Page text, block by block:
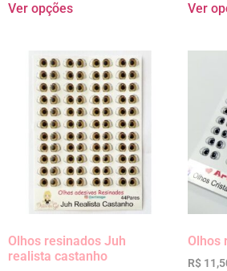
Ver opções Ver
Olhos resinados Juh
realista castanho
Olhos
R$